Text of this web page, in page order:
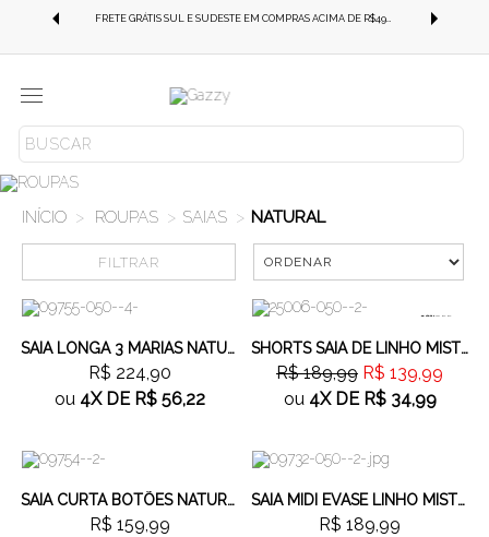
FRETE GRÁTIS SUL E SUDESTE EM COMPRAS ACIMA DE R$499,99!
Menu
ROUPAS SAIAS NATURAL
FILTRAR
Cor
Tamanho SAIA LONGA 3 MARIAS NATURAL
R$ 224,90
ou 4XDE R$ 56,22
26%OFF
SHORTS SAIA DE LINHO MISTO NATURAL
R$ 189,99 R$ 139,99
ou 4XDE R$ 34,99
SAIA CURTA BOTÕES NATURAL
R$ 159,99
SAIA MIDI EVASE LINHO MISTO NATURAL
R$ 189,99